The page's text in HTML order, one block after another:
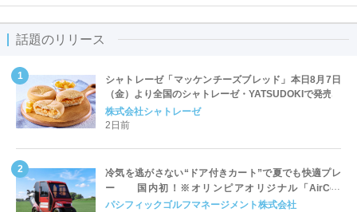
話題のリリース
シャトレーゼ「マッケンチーズブレッド」本日8月7日
（金）より全国のシャトレーゼ・YATSUDOKIで発売
株式会社シャトレーゼ
2日前
冷気を逃がさない“ドア付きカート”で夏でも快適プレ
ー 国内初！※オリンピアオリジナル「AirCon
Cart（エアコンカート）」導入 | ＰＧＭ
パシフィックゴルフマネージメント株式会社